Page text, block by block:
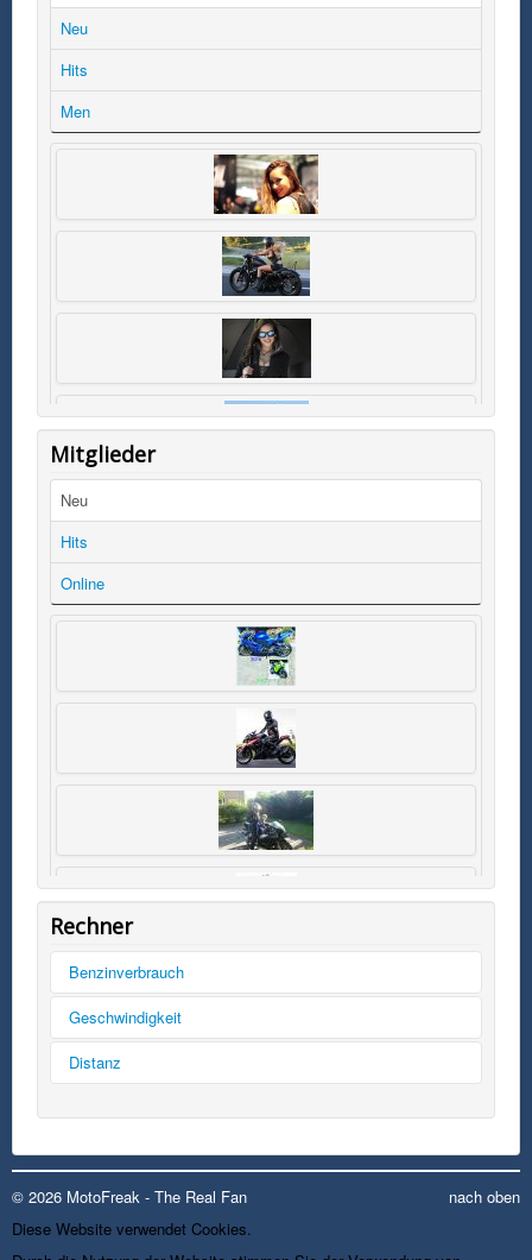
Neu
Hits
Men
Mitglieder
Neu
Hits
Online
Rechner
Benzinverbrauch
Tankinhalt
Kilometer
Liter
rechnen
Geschwindigkeit
km/h
rechnen
Distanz
Meilen
nach oben
© 2026 MotoFreak - The Real Fan
Diese Website verwendet Cookies.